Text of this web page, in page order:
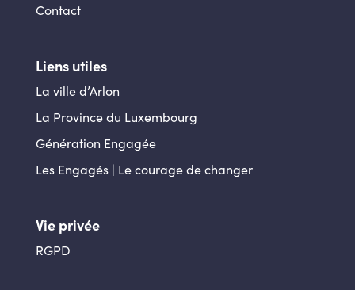
Contact
Liens utiles
La ville d’Arlon
La Province du Luxembourg
Génération Engagée
Les Engagés | Le courage de changer
Vie privée
RGPD